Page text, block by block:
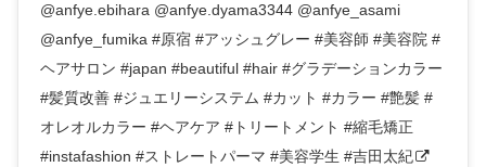
@anfye.ebihara @anfye.dyama3344 @anfye_asami
@anfye_fumika #原宿 #アッシュグレー #美容師 #美容院 #
ヘアサロン #japan #beautiful #hair #グラデーションカラー
#髪質改善 #ジュエリーシステム #カット #カラー #艶髪 #
オレオルカラー #ヘアケア #トリートメント #縮毛矯正
#instafashion #ストレートパーマ #美容学生 #吉田太紀